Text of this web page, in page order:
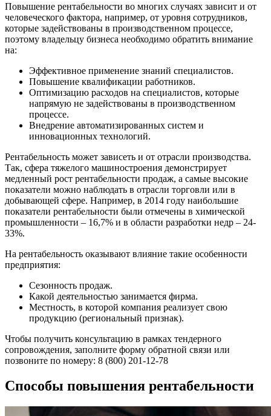
Повышение рентабельности во многих случаях зависит и от
человеческого фактора, например, от уровня сотрудников,
которые задействованы в производственном процессе,
поэтому владельцу бизнеса необходимо обратить внимание
на:
Эффективное применение знаний специалистов.
Повышение квалификации работников.
Оптимизацию расходов на специалистов, которые
напрямую не задействованы в производственном
процессе.
Внедрение автоматизированных систем и
инновационных технологий.
Рентабельность может зависеть и от отрасли производства.
Так, сфера тяжелого машиностроения демонстрирует
медленный рост рентабельности продаж, а самые высокие
показатели можно наблюдать в отрасли торговли или в
добывающей сфере. Например, в 2014 году наибольшие
показатели рентабельности были отмечены в химической
промышленности – 16,7% и в области разработки недр – 24-
33%.
На рентабельность оказывают влияние такие особенности
предприятия:
Сезонность продаж.
Какой деятельностью занимается фирма.
Местность, в которой компания реализует свою
продукцию (региональный признак).
Чтобы получить консультацию в рамках тендерного
сопровождения, заполните форму обратной связи или
позвоните по номеру: 8 (800) 201-12-78
Способы повышения рентабельности